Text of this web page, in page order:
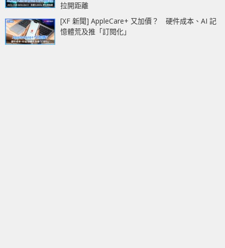
拉開距離
[XF 新聞] AppleCare+ 又加價？ 硬件成本、AI 記
憶體荒及推「訂閱化」